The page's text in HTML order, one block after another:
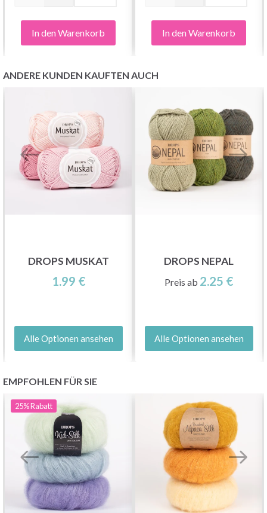
In den Warenkorb In den Warenkorb
ANDERE KUNDEN KAUFTEN AUCH
DROPS MUSKAT
1.99 €
Alle Optionen ansehen
DROPS NEPAL
Preis ab 2.25 €
Alle Optionen ansehen
EMPFOHLEN FÜR SIE
25%Rabatt